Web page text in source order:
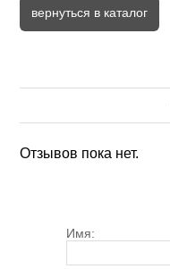
вернуться в каталог
Отзывов пока нет.
Имя: